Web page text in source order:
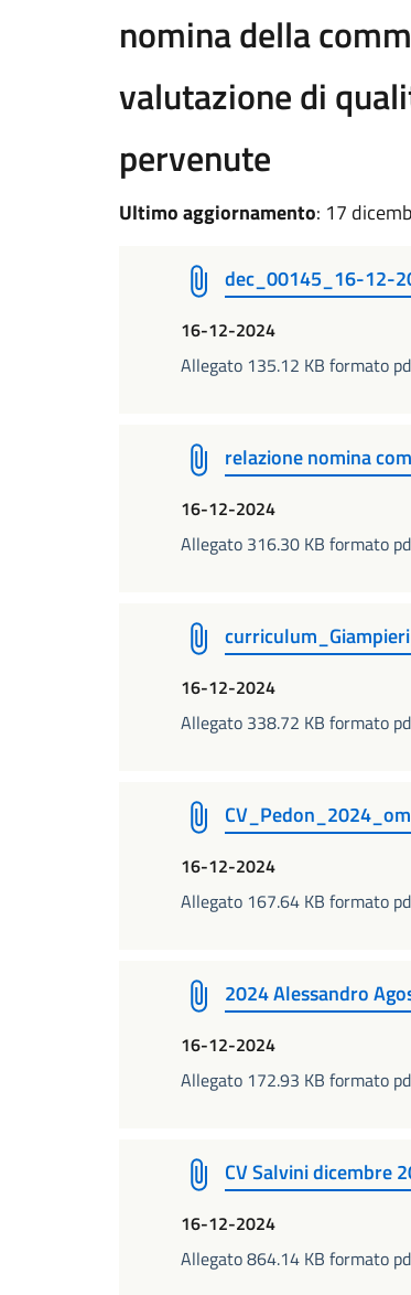
nomina della
valutazione di
pervenute
Ultimo aggiornamento: 17
dec_00145_16-12-
16-12-2024
Allegato 135.12 KB formato
relazione nomina
16-12-2024
Allegato 316.30 KB formato
16-12-2024
Allegato 338.72 KB formato
16-12-2024
Allegato 167.64 KB formato
2024 Alessandro
16-12-2024
Allegato 172.93 KB formato
CV Salvini dicembre
16-12-2024
Allegato 864.14 KB formato